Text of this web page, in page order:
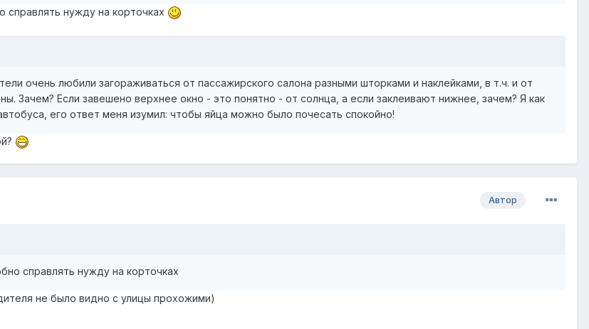
нужду на корточках
очень любили загораживаться от пассажирского салона разными шторками и наклейками, в т.ч. и от
Зачем? Если завешено верхнее окно - это понятно - от солнца, а если заклеивают нижнее, зачем? Я как
его ответ меня изумил: чтобы яйца можно было почесать спокойно!
Автор
справлять нужду на корточках
не было видно с улицы прохожими)